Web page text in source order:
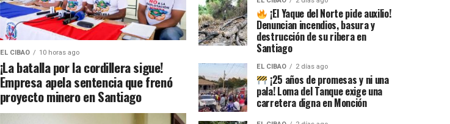
EL CIBAO 10 horas ago
¡La batalla por la cordillera sigue!
Empresa apela sentencia que frenó
proyecto minero en Santiago
¡El Yaque del Norte pide auxilio!
Denuncian incendios, basura y
destrucción de su ribera en
Santiago
EL CIBAO 2 días ago
¡25 años de promesas y ni una
pala! Loma del Tanque exige una
carretera digna en Monción